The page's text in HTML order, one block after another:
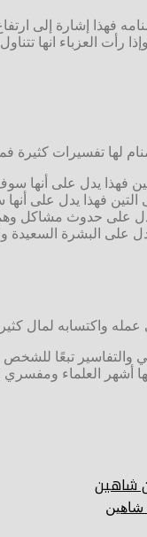
فهذا إشارة إلى
رأت العزباء انها
لها تفسيرات كثيرة
فهذا يدل على
التين فهذا يدل على
على حدوث مشاكل
البشرة السعيدة
عمله واكتسابه لمال
والتفاسير تبعًا
أشهر العلماء ومفسري
شاهين